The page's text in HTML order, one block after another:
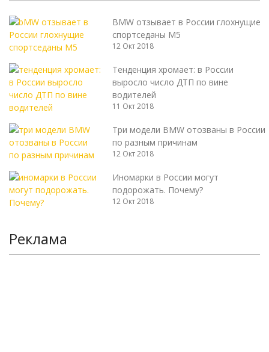
BMW отзывает в России глохнущие
спортседаны M5
12 Окт 2018
Тенденция хромает: в России
выросло число ДТП по вине
водителей
11 Окт 2018
Три модели BMW отозваны в России
по разным причинам
12 Окт 2018
Иномарки в России могут
подорожать. Почему?
12 Окт 2018
Реклама